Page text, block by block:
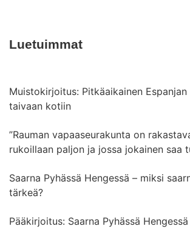
Luetuimmat
Muistokirjoitus: Pitkäaikainen
taivaan kotiin
”Rauman vapaaseurakunta on
rukoillaan paljon ja jossa jokainen saa
Saarna Pyhässä Hengessä – miksi
tärkeä?
Pääkirjoitus: Saarna Pyhässä